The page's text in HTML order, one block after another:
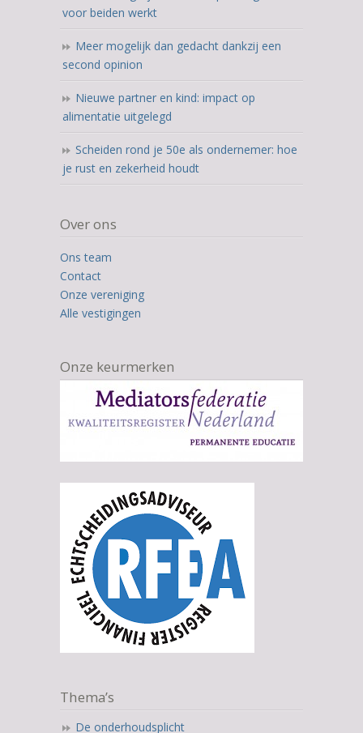
voor beiden werkt
Meer mogelijk dan gedacht dankzij een
second opinion
Nieuwe partner en kind: impact op
alimentatie uitgelegd
Scheiden rond je 50e als ondernemer: hoe
je rust en zekerheid houdt
Over ons
Ons team
Contact
Onze vereniging
Alle vestigingen
Onze keurmerken
Thema’s
De onderhoudsplicht